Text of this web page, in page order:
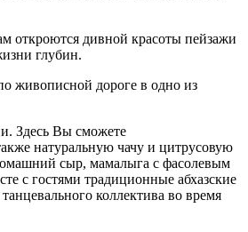
откроются дивной красоты пейзажи
глубин.
живописной дороге в одно из
Здесь Вы сможете
натуральную чачу и цитрусовую
сыр, мамалыга с фасолевым
с гостями традиционные абхазские
коллектива во время